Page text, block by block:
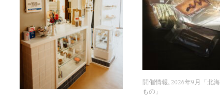
開催情報,2026年9月「北
もの」
開催情報 2026年9月「北
もの」